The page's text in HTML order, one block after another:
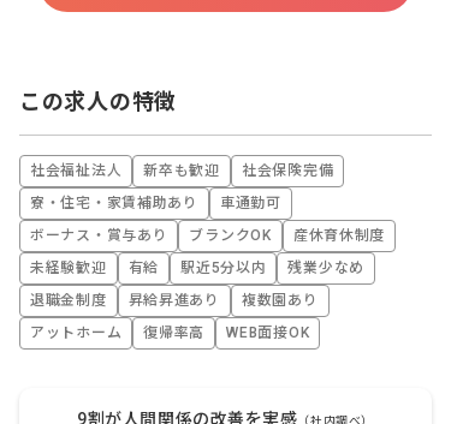
この求人の特徴
社会福祉法人 新卒も歓迎
社会保険完備
寮・住宅・家賃補助あり
車通勤可
ボーナス・賞与あり
ブランクOK
産休育休制度
未経験歓迎
有給 駅近5分以内
残業少なめ
退職金制度
昇給昇進あり
複数園あり
アットホーム
復帰率高 WEB面接OK
9割が人間関係の改善を実感 （社内調べ）